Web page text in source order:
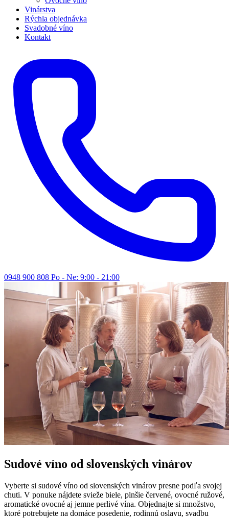
Vinárstva
Rýchla objednávka
Svadobné víno
Kontakt
0948 900 808 Po - Ne: 9:00 - 21:00
Sudové víno od slovenských vinárov
Vyberte si sudové víno od slovenských vinárov presne podľa svojej
chuti. V ponuke nájdete svieže biele, plnšie červené, ovocné ružové,
aromatické ovocné aj jemne perlivé vína. Objednajte si množstvo,
ktoré potrebujete na domáce posedenie, rodinnú oslavu, svadbu